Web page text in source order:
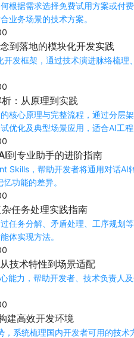
根据需求选择免费试用方案或付
业务场景的技术方案。
0
到落地的模块化开发实践
发框架，通过技术演进脉络梳
0
：从原理到实践
核心原理与完整流程，通过分层
优化及典型场景应用，适合AI工
0
到专业助手的进阶指南
Skills，帮助开发者将通用对话
功能的差异。
0
任务处理实践指南
任务分解、矛盾处理、工序规划
体实现方法。
0
技术特性到场景适配
能力，帮助开发者、技术负责人
0
建高效开发环境
系统梳理国内开发者可用的技